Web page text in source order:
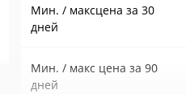
Мин. / максцена за 30
дней
Мин. / макс цена за 90
дней